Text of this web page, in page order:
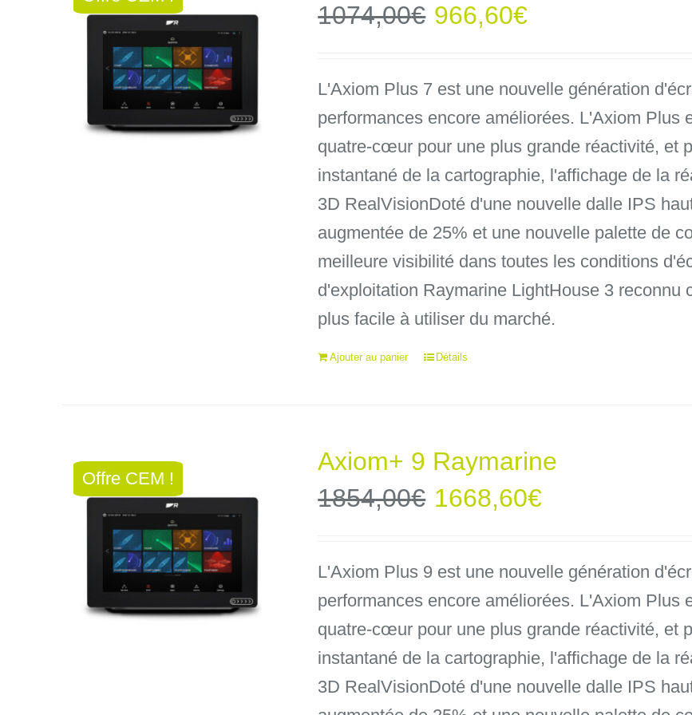
1074,00€ Le
initial
était :
1074,00€.
966,60€Le
actuel
est :
966,60€.
L'Axiom Plus 7 est une nouvelle génération
performances encore améliorées. L'Axiom Plus
quatre-cœur pour une plus grande réactivité, et
instantané de la cartographie, l'affichage de la
3D RealVisionDoté d'une nouvelle dalle IPS
augmentée de 25% et une nouvelle palette de
meilleure visibilité dans toutes les conditions
d'exploitation Raymarine LightHouse 3
plus facile à utiliser du marché.
Ajouter au panier Détails
Offre CEM !
Axiom+ 9 Raymarine
1854,00€ Le
initial
était :
1854,00€.
1668,60€Le
actuel
est :
1668,60€.
L'Axiom Plus 9 est une nouvelle génération
performances encore améliorées. L'Axiom Plus
quatre-cœur pour une plus grande réactivité, et
instantané de la cartographie, l'affichage de la
3D RealVisionDoté d'une nouvelle dalle IPS